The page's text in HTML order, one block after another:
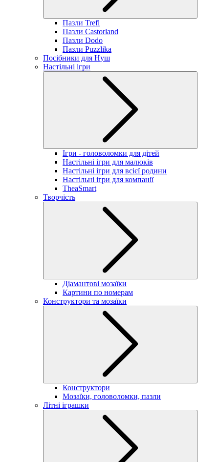
Пазли Trefl
Пазли Castorland
Пазли Dodo
Пазли Puzzlika
Посібники для Нуш
Настільні ігри
Ігри - головоломки для дітей
Настільні ігри для малюків
Настільні ігри для всієї родини
Настільні ігри для компанії
TheaSmart
Творчість
Діамантові мозаїки
Картини по номерам
Конструктори та мозаїки
Конструктори
Мозаїки, головоломки, пазли
Літні іграшки